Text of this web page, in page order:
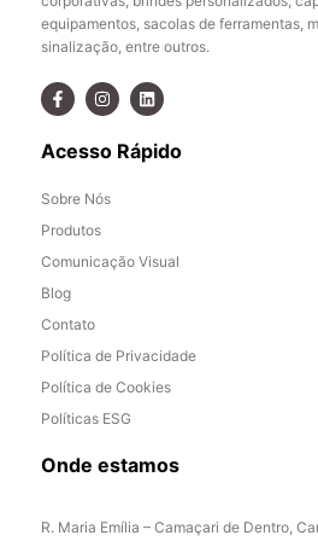
equipamentos, sacolas de ferramentas,
sinalização, entre outros.
Acesso Rápido
Sobre Nós
Produtos
Comunicação Visual
Blog
Contato
Política de Privacidade
Política de Cookies
Políticas ESG
Onde estamos
R. Maria Emília – Camaçari de Dentro,